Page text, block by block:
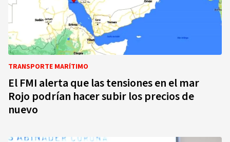
TRANSPORTE MARÍTIMO
El FMI alerta que las tensiones en el mar
Rojo podrían hacer subir los precios de
nuevo